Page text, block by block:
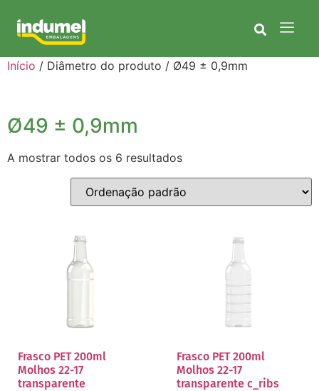
Início / Diâmetro do produto / Ø49 ± 0,9mm
Ø49 ± 0,9mm
A mostrar todos os 6 resultados
Frasco PET 200ml
Molhos 22-17
transparente
Frasco PET 200ml
Molhos 22-17
transparente c_ribs